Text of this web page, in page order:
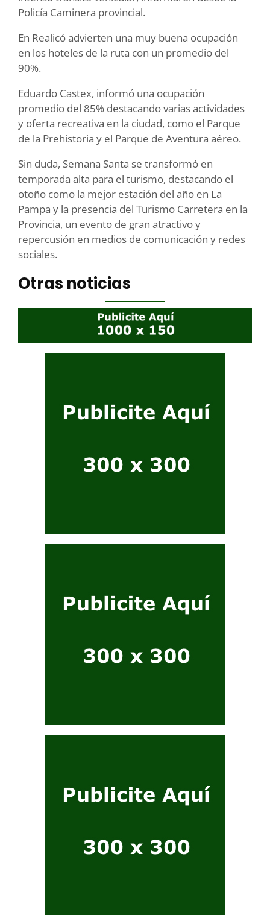
Policía Caminera provincial.
En Realicó advierten una muy buena ocupación
en los hoteles de la ruta con un promedio del
90%.
Eduardo Castex, informó una ocupación
promedio del 85% destacando varias actividades
y oferta recreativa en la ciudad, como el Parque
de la Prehistoria y el Parque de Aventura aéreo.
Sin duda, Semana Santa se transformó en
temporada alta para el turismo, destacando el
otoño como la mejor estación del año en La
Pampa y la presencia del Turismo Carretera en la
Provincia, un evento de gran atractivo y
repercusión en medios de comunicación y redes
sociales.
Otras noticias